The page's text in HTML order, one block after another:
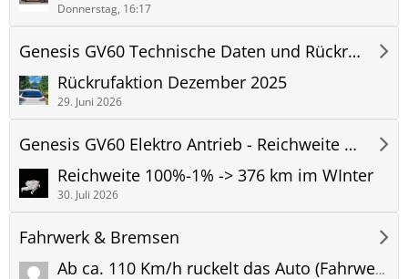
Donnerstag, 16:17
Genesis GV60 Technische Daten und Rückrufaktionen
Rückrufaktion Dezember 2025
29. Juni 2026
Genesis GV60 Elektro Antrieb - Reichweite und Verbrauch
Reichweite 100%-1% -> 376 km im WInter
30. Juli 2026
Fahrwerk & Bremsen
Ab ca. 110 Km/h ruckelt das Auto (Fahrwerk, Reifen, Unwucht...)